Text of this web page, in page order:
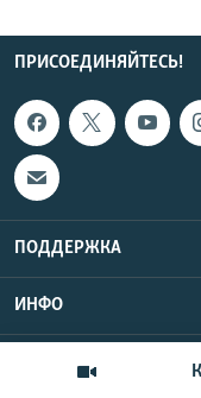
ПРИСОЕДИНЯЙТЕСЬ!
ПОДДЕРЖКА
ИНФО
Copyright
UTC+3